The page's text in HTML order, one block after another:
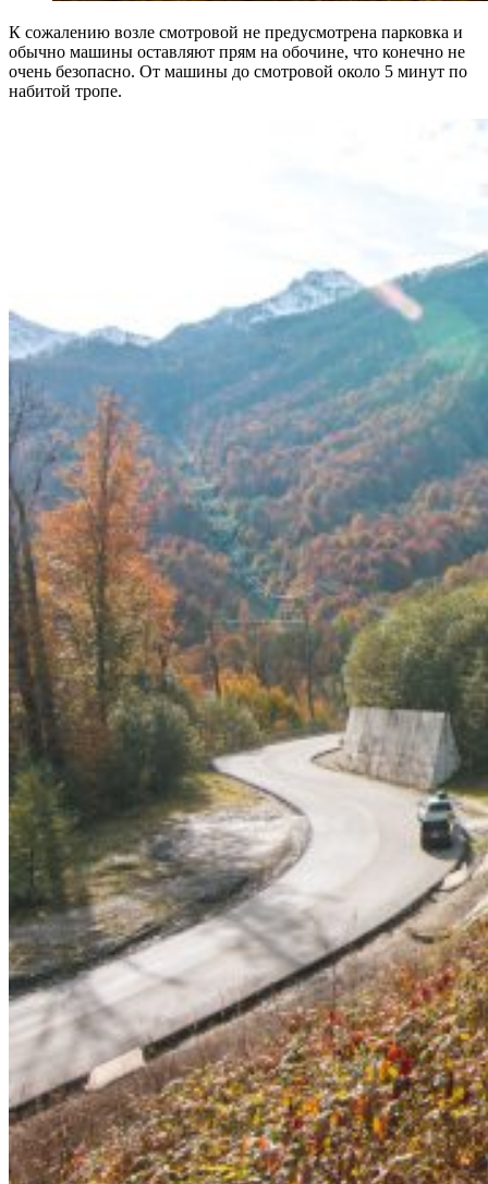
К сожалению возле смотровой не предусмотрена парковка и
обычно машины оставляют прям на обочине, что конечно не
очень безопасно. От машины до смотровой около 5 минут по
набитой тропе.